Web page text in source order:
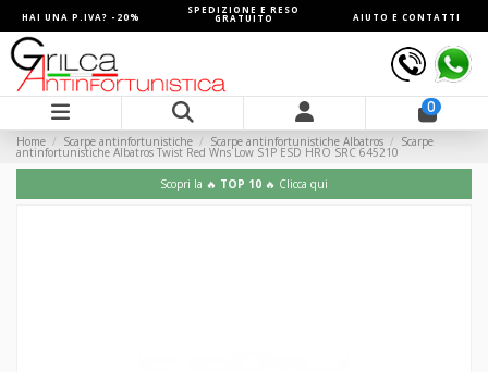
HAI UNA P.IVA? -20%
SPEDIZIONE E RESO
GRATUITO AIUTO E CONTATTI
0
Home Scarpe antinfortunistiche Scarpe antinfortunistiche Albatros Scarpe
antinfortunistiche Albatros Twist Red Wns Low S1P ESD HRO SRC 645210
Scopri la 🔥 TOP 10 🔥 Clicca qui